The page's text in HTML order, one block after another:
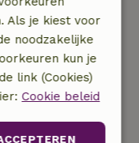
van het
Als je kiest voor
noodzakelijke
kun je
link (Cookies)
Cookie beleid